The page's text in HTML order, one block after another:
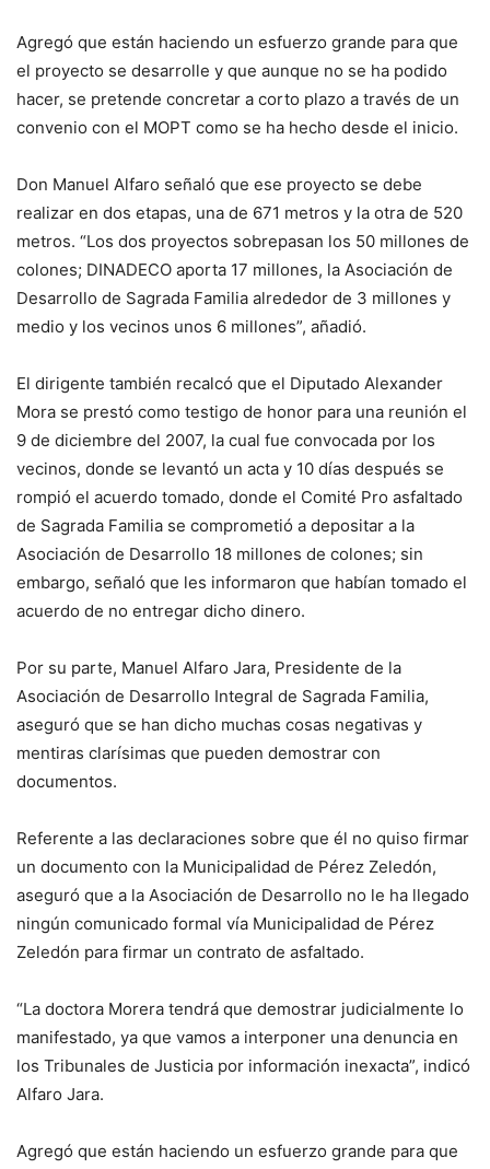
Agregó que están haciendo un esfuerzo grande para que
el proyecto se desarrolle y que aunque no se ha podido
hacer, se pretende concretar a corto plazo a través de un
convenio con el MOPT como se ha hecho desde el inicio.
Don Manuel Alfaro señaló que ese proyecto se debe
realizar en dos etapas, una de 671 metros y la otra de 520
metros. “Los dos proyectos sobrepasan los 50 millones de
colones; DINADECO aporta 17 millones, la Asociación de
Desarrollo de Sagrada Familia alrededor de 3 millones y
medio y los vecinos unos 6 millones”, añadió.
El dirigente también recalcó que el Diputado Alexander
Mora se prestó como testigo de honor para una reunión el
9 de diciembre del 2007, la cual fue convocada por los
vecinos, donde se levantó un acta y 10 días después se
rompió el acuerdo tomado, donde el Comité Pro asfaltado
de Sagrada Familia se comprometió a depositar a la
Asociación de Desarrollo 18 millones de colones; sin
embargo, señaló que les informaron que habían tomado el
acuerdo de no entregar dicho dinero.
Por su parte, Manuel Alfaro Jara, Presidente de la
Asociación de Desarrollo Integral de Sagrada Familia,
aseguró que se han dicho muchas cosas negativas y
mentiras clarísimas que pueden demostrar con
documentos.
Referente a las declaraciones sobre que él no quiso firmar
un documento con la Municipalidad de Pérez Zeledón,
aseguró que a la Asociación de Desarrollo no le ha llegado
ningún comunicado formal vía Municipalidad de Pérez
Zeledón para firmar un contrato de asfaltado.
“La doctora Morera tendrá que demostrar judicialmente lo
manifestado, ya que vamos a interponer una denuncia en
los Tribunales de Justicia por información inexacta”, indicó
Alfaro Jara.
Agregó que están haciendo un esfuerzo grande para que